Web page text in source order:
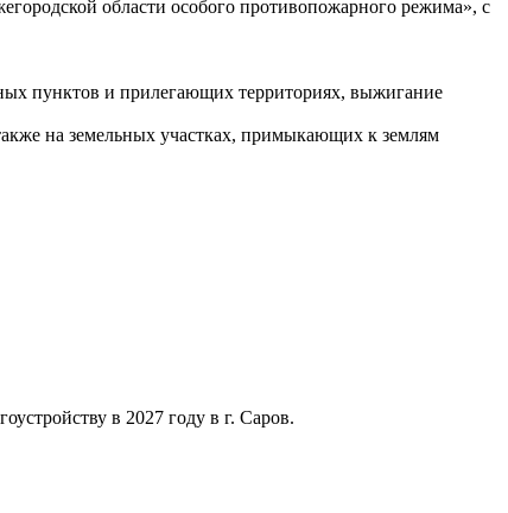
области особого противопожарного режима», с
пунктов и прилегающих территориях, выжигание
на земельных участках, примыкающих к землям
в 2027 году в г. Саров.